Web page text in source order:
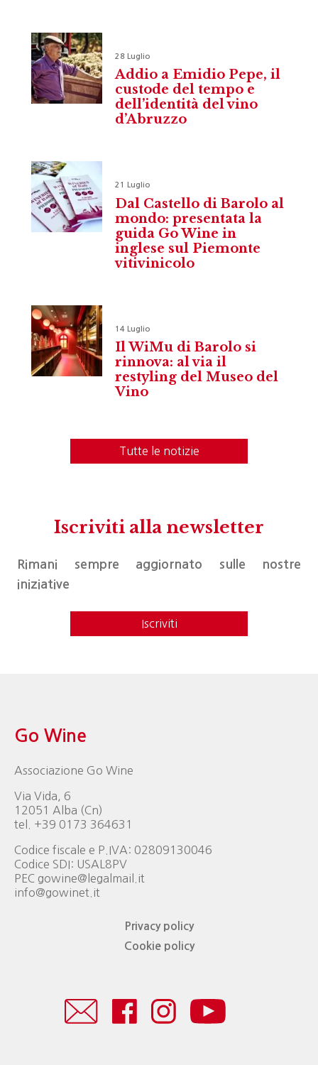
28 Luglio
Addio a Emidio Pepe, il
custode del tempo e
dell’identità del vino
d’Abruzzo
21 Luglio
Dal Castello di Barolo al
mondo: presentata la
guida Go Wine in
inglese sul Piemonte
vitivinicolo
14 Luglio
Il WiMu di Barolo si
rinnova: al via il
restyling del Museo del
Vino
Tutte le notizie
Iscriviti alla newsletter
Rimani sempre aggiornato sulle nostre
iniziative
Iscriviti
Go Wine
Associazione Go Wine
Via Vida, 6
12051 Alba (Cn)
tel. +39 0173 364631
Codice fiscale e P.IVA: 02809130046
Codice SDI: USAL8PV
PEC gowine@legalmail.it
info@gowinet.it
Privacy policy
Cookie policy